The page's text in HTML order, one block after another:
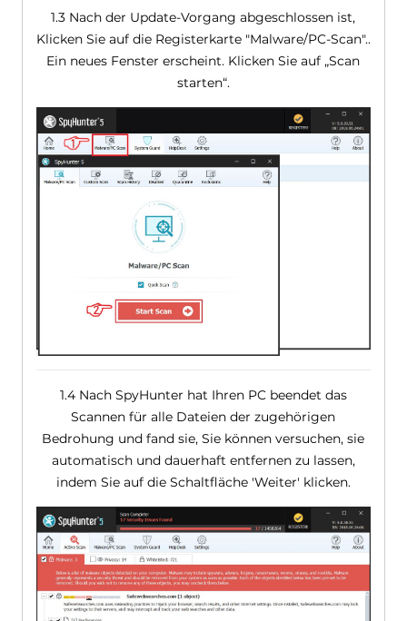
1.3 Nach der Update-Vorgang abgeschlossen ist,
Klicken Sie auf die Registerkarte "Malware/PC-Scan"..
Ein neues Fenster erscheint. Klicken Sie auf „Scan
starten“.
1.4 Nach SpyHunter hat Ihren PC beendet das
Scannen für alle Dateien der zugehörigen
Bedrohung und fand sie, Sie können versuchen, sie
automatisch und dauerhaft entfernen zu lassen,
indem Sie auf die Schaltfläche 'Weiter' klicken.